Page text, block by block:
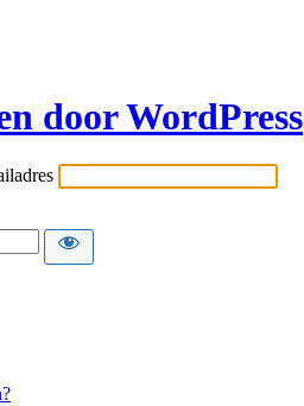
door WordPress